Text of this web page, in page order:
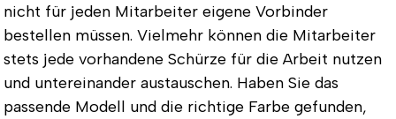
nicht für jeden Mitarbeiter eigene Vorbinder
bestellen müssen. Vielmehr können die Mitarbeiter
stets jede vorhandene Schürze für die Arbeit nutzen
und untereinander austauschen. Haben Sie das
passende Modell und die richtige Farbe gefunden,